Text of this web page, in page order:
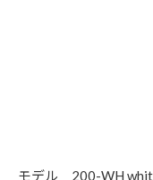
モデル 200-WH